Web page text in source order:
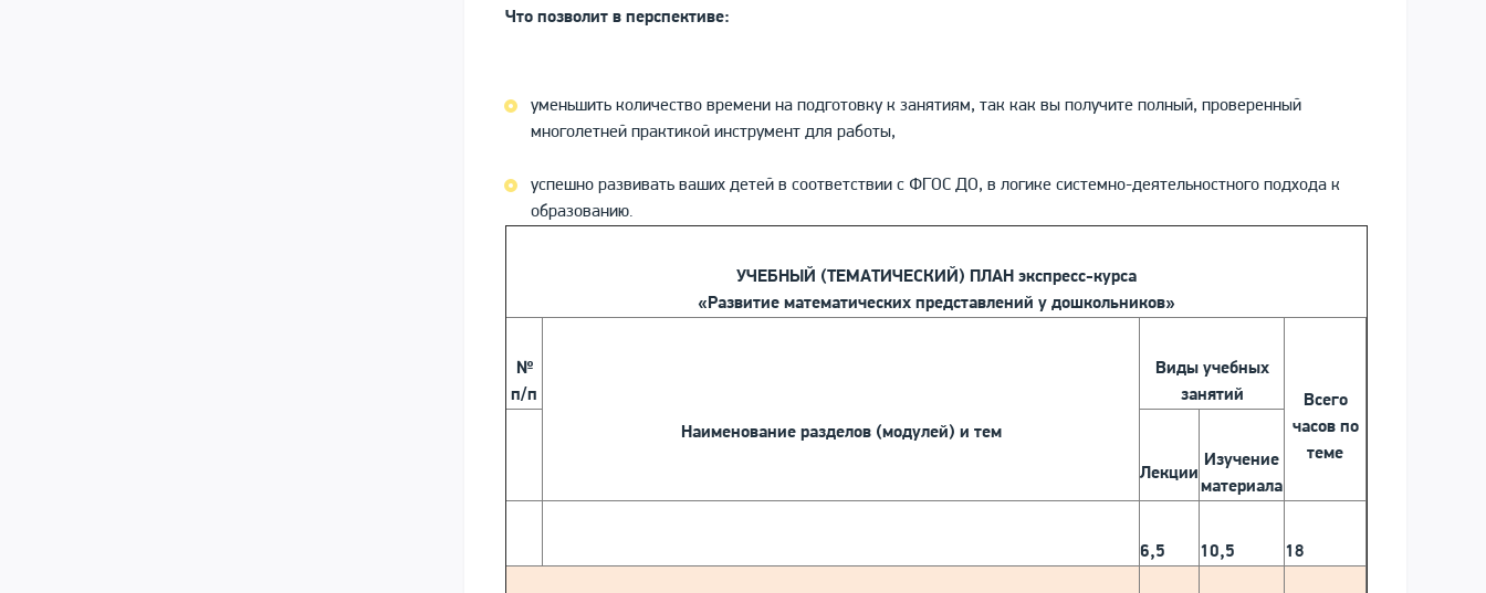
Что позволит в перспективе:
уменьшить количество времени на подготовку к занятиям, так как вы получите полный, проверенный
многолетней практикой инструмент для работы,
успешно развивать ваших детей в соответствии с ФГОС ДО, в логике системно-деятельностного подхода к
образованию.
УЧЕБНЫЙ (ТЕМАТИЧЕСКИЙ) ПЛАН экспресс-курса
«Развитие математических представлений у дошкольников»
№
п/п
Наименование разделов (модулей) и тем
Виды учебных
занятий
Всего
часов по
теме
Лекции
Изучение
материала
6,5 10,5 18